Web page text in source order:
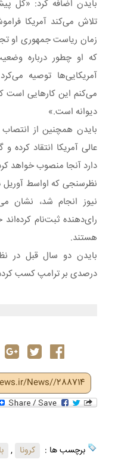
بایدن اضافه کرد: «کل
تلاش می‌کند آمریکا
زمان ریاست جمهوری او
که او چطور درباره
آمریکایی‌ها توصیه
می‌کنم این کارهایی است
دیوانه است.»
بایدن همچنین از
عالی آمریکا انتقاد
دارد آنجا منصوب خواهد
نظرسنجی که اواسط
هستند.
بایدن دو سال قبل در
درصدی بر ترامپ کسب
News//288714
برچسب ها : کرونا ,